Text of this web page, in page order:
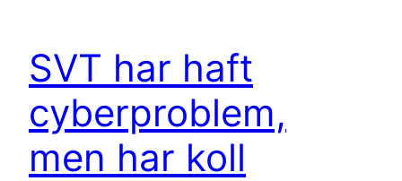
SVT har haft
cyberproblem,
men har koll